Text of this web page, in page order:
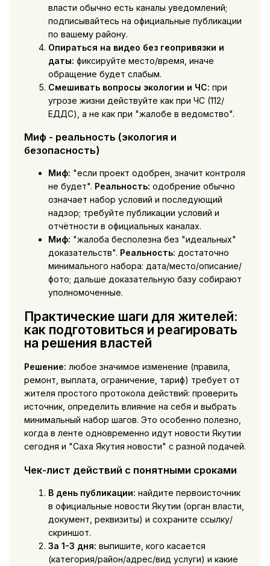
власти обычно есть каналы уведомлений;
подписывайтесь на официальные публикации
по вашему району.
Опираться на видео без геопривязки и
даты: фиксируйте место/время, иначе
обращение будет слабым.
Смешивать вопросы экологии и ЧС: при
угрозе жизни действуйте как при ЧС (112/
ЕДДС), а не как при "жалобе в ведомство".
Миф - реальность (экология и
безопасность)
Миф: "если проект одобрен, значит контроля
не будет". Реальность: одобрение обычно
означает набор условий и последующий
надзор; требуйте публикации условий и
отчётности в официальных каналах.
Миф: "жалоба бесполезна без "идеальных"
доказательств". Реальность: достаточно
минимального набора: дата/место/описание/
фото; дальше доказательную базу собирают
уполномоченные.
Практические шаги для жителей:
как подготовиться и реагировать
на решения властей
Решение: любое значимое изменение (правила,
ремонт, выплата, ограничение, тариф) требует от
жителя простого протокола действий: проверить
источник, определить влияние на себя и выбрать
минимальный набор шагов. Это особенно полезно,
когда в ленте одновременно идут новости Якутии
сегодня и "Саха Якутия новости" с разной подачей.
Чек-лист действий с понятными сроками
В день публикации: найдите первоисточник
в официальные новости Якутии (орган власти,
документ, реквизиты) и сохраните ссылку/
скриншот.
За 1-3 дня: выпишите, кого касается
(категория/район/адрес/вид услуги) и какие